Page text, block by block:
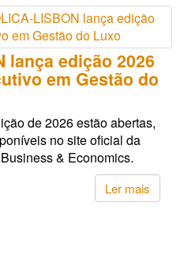
lança edição 2026
em Gestão do
de 2026 estão abertas,
no site oficial da
& Economics.
Ler mais